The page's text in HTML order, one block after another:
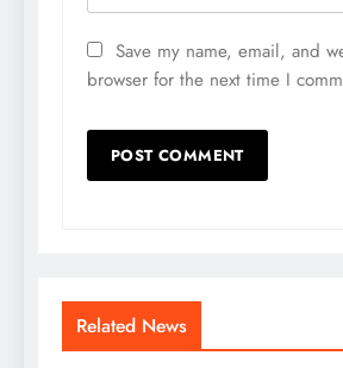
Save my name, email, and
browser for the next time I
Related News